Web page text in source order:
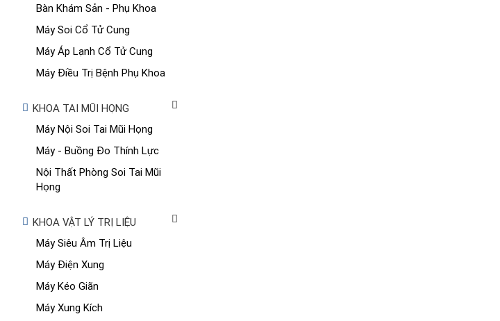
Bàn Khám Sản - Phụ Khoa
Máy Soi Cổ Tử Cung
Máy Áp Lạnh Cổ Tử Cung
Máy Điều Trị Bệnh Phụ Khoa
KHOA TAI MŨI HỌNG
Máy Nội Soi Tai Mũi Họng
Máy - Buồng Đo Thính Lực
Nội Thất Phòng Soi Tai Mũi
Họng
KHOA VẬT LÝ TRỊ LIỆU
Máy Siêu Âm Trị Liệu
Máy Điện Xung
Máy Kéo Giãn
Máy Xung Kích